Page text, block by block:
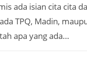
ada isian cita cita
TPQ, Madin,
apa yang ada…